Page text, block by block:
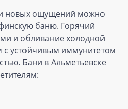
новых ощущений можно
баню. Горячий
и обливание холодной
с устойчивым иммунитетом
Бани в Альметьевске